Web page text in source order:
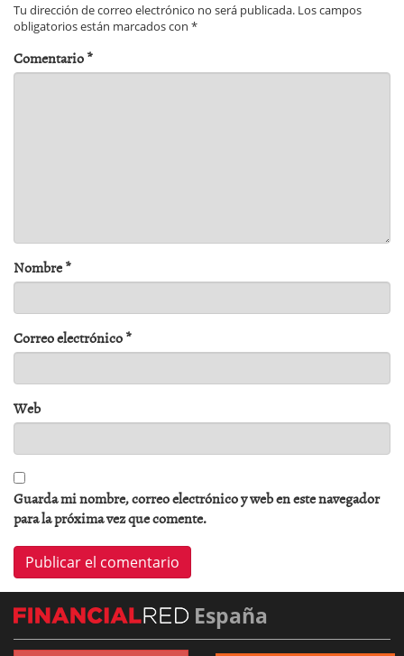
Tu dirección de correo electrónico no será publicada. Los campos
obligatorios están marcados con *
Comentario*
Nombre*
Correo electrónico*
Web
Guarda mi nombre, correo electrónico y web en este navegador
para la próxima vez que comente.
España